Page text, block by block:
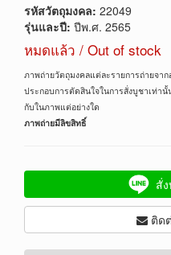
รหัสวัตถุมงคล: 22049
รุ่นและปี: ปีพ.ศ. 2565
หมดแล้ว / Out of stock
ภาพถ่ายวัตถุมงคลแต่ละรายการถ่ายจา
ประกอบการตัดสินใจในการสั่งบูชาเท่า
กับในภาพแต่อย่างใด
ภาพถ่ายมีลิขสิทธิ์
สั่
ติด